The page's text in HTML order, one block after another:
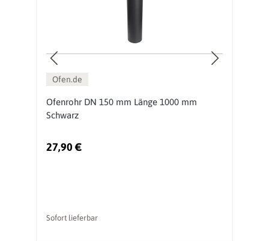
Ofen.de
Ofenrohr DN 150 mm Länge 1000 mm
Schwarz
27,90 €
Sofort lieferbar